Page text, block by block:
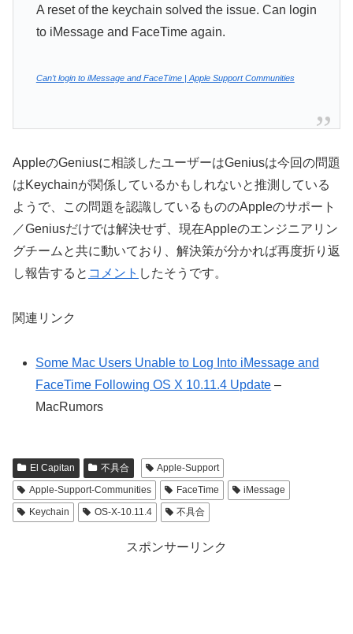
A reset of the keychain solved the issue. Can login
to iMessage and FaceTime again.
Can’t login to iMessage and FaceTime | Apple Support Communities
AppleのGeniusに相談したユーザーはGeniusは今回の問題
はKeychainが関係しているかもしれないと推測している
ようで、この問題を認識しているもののAppleのサポート
／Geniusだけでは解決せず、現在Appleのエンジニアリン
グチームと共に動いており、解決策が分かれば再度折り返
し報告すると コメント したそうです。
関連リンク
Some Mac Users Unable to Log Into iMessage and
FaceTime Following OS X 10.11.4 Update –
MacRumors
El Capitan 不具合
Apple-Support
Apple-Support-Communities
FaceTime
iMessage
Keychain
OS-X-10.11.4 不具合
スポンサーリンク